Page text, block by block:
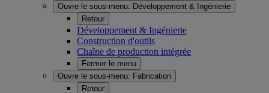
Ouvre le sous-menu: Développement & Ingénierie
Retour
Développement & Ingénierie
Construction d'outils
Chaîne de production intégrée
Fermer le menu
Ouvre le sous-menu: Fabrication
Retour